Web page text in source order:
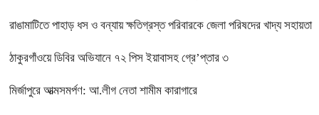
রাঙামাটিতে পাহাড় ধস ও বন্যায় ক্ষতিগ্রস্ত পরিবারকে জেলা পরিষদের খাদ্য সহায়তা
ঠাকুরগাঁওয়ে ডিবির অভিযানে ৭২ পিস ইয়াবাসহ গ্রে’প্তার ৩
মির্জাপুরে আত্মসমর্পণ: আ.লীগ নেতা শামীম কারাগারে